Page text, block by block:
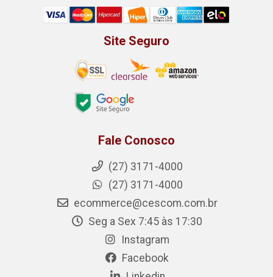
Site Seguro
Fale Conosco
(27) 3171-4000
(27) 3171-4000
ecommerce@cescom.com.br
Seg a Sex 7:45 às 17:30
Instagram
Facebook